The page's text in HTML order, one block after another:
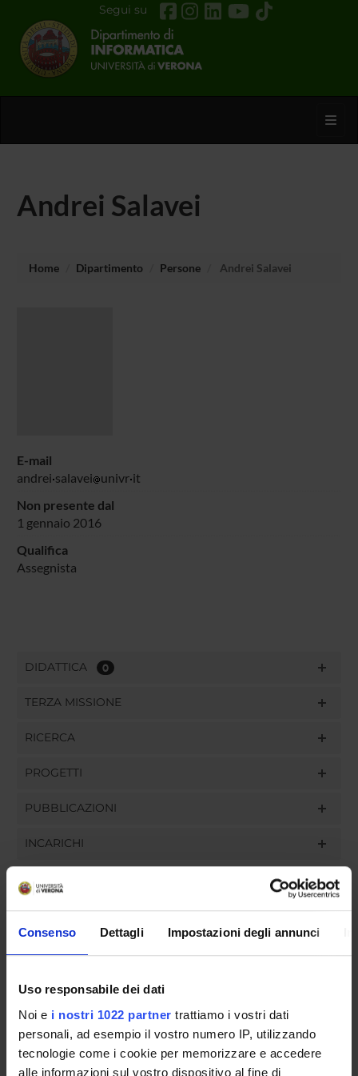
Consenso Dettagli Impostazioni degli annunci
Uso responsabile dei dati
Noi e i nostri 1022 partner trattiamo i vostri dati
personali, ad esempio il vostro numero IP, utilizzando
tecnologie come i cookie per memorizzare e accedere
alle informazioni sul vostro dispositivo al fine di
Segui su
Andrei Salavei
Home Dipartimento Persone Andrei Salavei
E-mail
andrei salavei univr it
Non presente dal
1 gennaio 2016
Qualifica
Assegnista
DIDATTICA 0
TERZA MISSIONE
RICERCA
PROGETTI
PUBBLICAZIONI
INCARICHI
ORGANIZZAZIONE
COMMISSIONI
UFFICI E STRUTTURE DI SERVIZIO
SERVIZI DI SEGRETERIA STUDENTI